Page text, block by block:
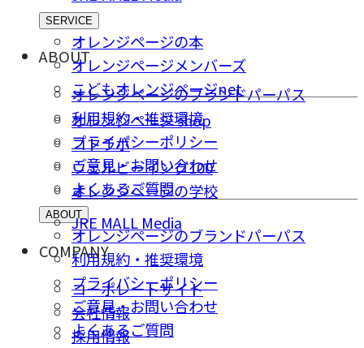
SERVICE
オレンジページの本
オレンジページメンバーズ
こどもオレンジページnet
オレンジページ shop
コトラボ
ウェルビーイング100
オレンジページの学校
JRE MALL Media
ABOUT
オレンジページのブランドパーパス
利用規約・推奨環境
プライバシーポリシー
ご意⾒・お問い合わせ
よくあるご質問
ABOUT
オレンジページのブランドパーパス
利用規約・推奨環境
プライバシーポリシー
ご意⾒・お問い合わせ
よくあるご質問
COMPANY
コーポレートサイト
会社情報
採⽤情報